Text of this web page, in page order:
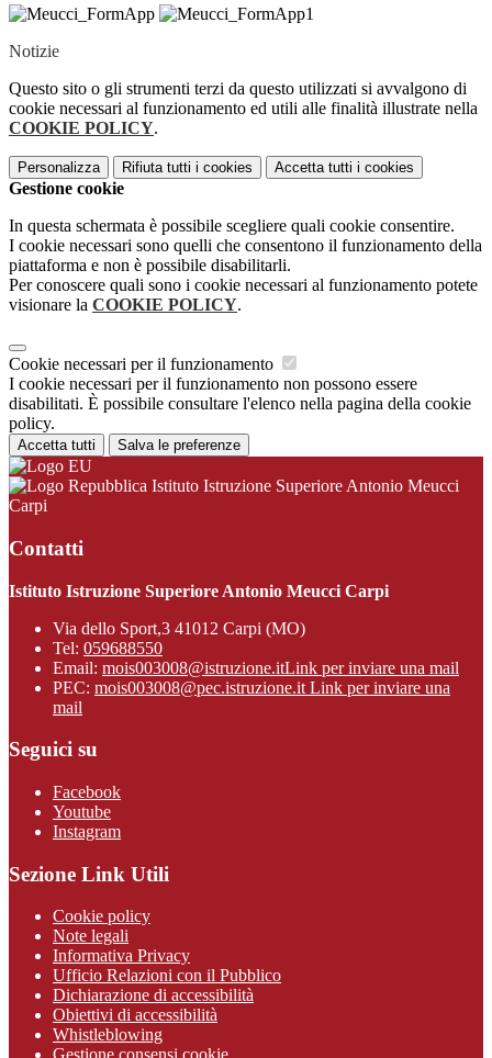
Notizie
Questo sito o gli strumenti terzi da questo utilizzati si avvalgono di
cookie necessari al funzionamento ed utili alle finalità illustrate nella
COOKIE POLICY.
Personalizza Rifiuta tutti i cookies Accetta tutti i cookies
Gestione cookie
In questa schermata è possibile scegliere quali cookie consentire.
I cookie necessari sono quelli che consentono il funzionamento della
piattaforma e non è possibile disabilitarli.
Per conoscere quali sono i cookie necessari al funzionamento potete
visionare la COOKIE POLICY.
Cookie necessari per il funzionamento
I cookie necessari per il funzionamento non possono essere
disabilitati. È possibile consultare l'elenco nella pagina della cookie
policy.
Accetta tutti Salva le preferenze
Istituto Istruzione Superiore Antonio Meucci
Carpi
Contatti
Istituto Istruzione Superiore Antonio Meucci Carpi
Via dello Sport,3 41012 Carpi (MO)
Tel: 059688550
Email: mois003008@istruzione.itLink per inviare una mail
PEC: mois003008@pec.istruzione.it Link per inviare una
mail
Seguici su
Facebook
Youtube
Instagram
Sezione Link Utili
Cookie policy
Note legali
Informativa Privacy
Ufficio Relazioni con il Pubblico
Dichiarazione di accessibilità
Obiettivi di accessibilità
Whistleblowing